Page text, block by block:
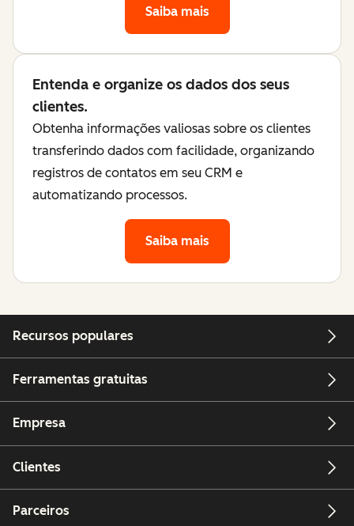
Saiba mais
Entenda e organize os dados dos seus
clientes.
Obtenha informações valiosas sobre os clientes
transferindo dados com facilidade, organizando
registros de contatos em seu CRM e
automatizando processos.
Saiba mais
Recursos populares
Ferramentas gratuitas
Empresa
Clientes
Parceiros